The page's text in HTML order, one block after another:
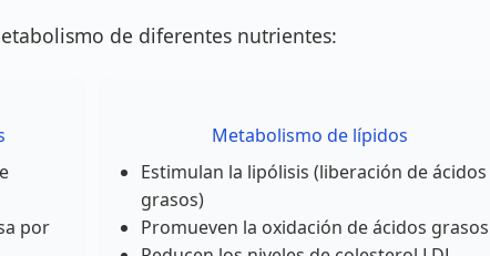
de diferentes nutrientes:
por
Metabolismo de lípidos
Estimulan la lipólisis (liberación de ácidos
grasos)
Promueven la oxidación de ácidos grasos